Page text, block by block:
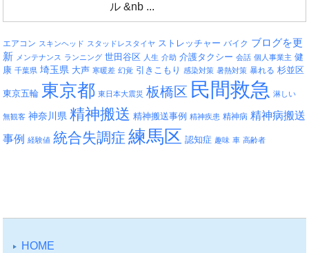
ル &nb ...
エアコン スキンヘッド スタッドレスタイヤ ストレッチャー バイク ブログを更
新 メンテナンス ランニング 世田谷区 人生 介助 介護タクシー 会話 個人事業主 健
康 千葉県 埼玉県 大声 寒暖差 幻覚 引きこもり 感染対策 暑熱対策 暴れる 杉並区
東京五輪 東京都 東日本大震災 板橋区 民間救急 淋しい
無観客 神奈川県 精神搬送 精神搬送事例 精神疾患 精神病 精神病搬送
事例
経験値 統合失調症 練馬区 認知症 趣味 車 高齢者
HOME